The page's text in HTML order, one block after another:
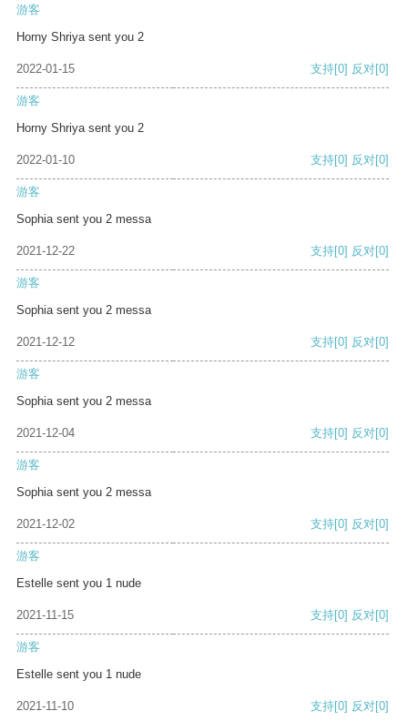
游客
Horny Shriya sent you 2
2022-01-15 支持[0] 反对[0]
游客
Horny Shriya sent you 2
2022-01-10 支持[0] 反对[0]
游客
Sophia sent you 2 messa
2021-12-22 支持[0] 反对[0]
游客
Sophia sent you 2 messa
2021-12-12 支持[0] 反对[0]
游客
Sophia sent you 2 messa
2021-12-04 支持[0] 反对[0]
游客
Sophia sent you 2 messa
2021-12-02 支持[0] 反对[0]
游客
Estelle sent you 1 nude
2021-11-15 支持[0] 反对[0]
游客
Estelle sent you 1 nude
2021-11-10 支持[0] 反对[0]